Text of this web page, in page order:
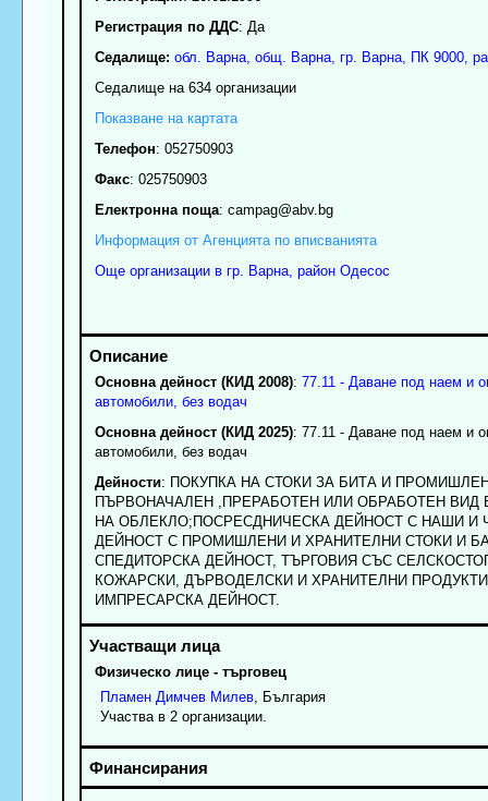
Регистрация по ДДС: Да
Седалище: обл. Варна, общ. Варна, гр. Варна, ПК 9000,
Седалище на 634 организации
Показване на картата
Телефон: 052750903
Факс: 025750903
Електронна поща: campag@abv.bg
Информация от Агенцията по вписванията
Още организации в гр. Варна, район Одесос
Основна дейност (КИД 2008): 77.11 - Даване под наем и
автомобили, без водач
Основна дейност (КИД 2025): 77.11 - Даване под наем и
автомобили, без водач
Дейности: ПОКУПКА НА СТОКИ ЗА БИТА И
ПЪРВОНАЧАЛЕН ,ПРЕРАБОТЕН ИЛИ ОБРАБОТЕН
НА ОБЛЕКЛО;ПОСРЕСДНИЧЕСКА ДЕЙНОСТ С НАШИ
ДЕЙНОСТ С ПРОМИШЛЕНИ И ХРАНИТЕЛНИ СТОКИ И
СПЕДИТОРСКА ДЕЙНОСТ, ТЪРГОВИЯ СЪС
КОЖАРСКИ, ДЪРВОДЕЛСКИ И ХРАНИТЕЛНИ
ИМПРЕСАРСКА ДЕЙНОСТ.
Физическо лице - търговец
Пламен Димчев Милев, България
Участва в 2 организации.